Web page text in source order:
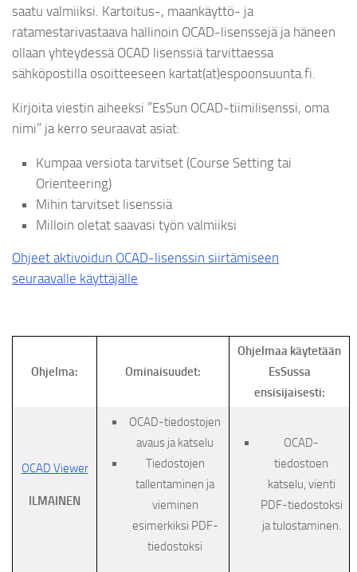
saatu valmiiksi. Kartoitus-, maankäyttö- ja
ratamestarivastaava hallinoin OCAD-lisenssejä ja häneen
ollaan yhteydessä OCAD lisenssiä tarvittaessa
sähköpostilla osoitteeseen kartat(at)espoonsuunta.fi.
Kirjoita viestin aiheeksi ”EsSun OCAD-tiimilisenssi, oma
nimi” ja kerro seuraavat asiat:
Kumpaa versiota tarvitset (Course Setting tai
Orienteering)
Mihin tarvitset lisenssiä
Milloin oletat saavasi työn valmiiksi
Ohjeet aktivoidun OCAD-lisenssin siirtämiseen
seuraavalle käyttäjälle
Ohjelma: Ominaisuudet:
Ohjelmaa käytetään
EsSussa
ensisijaisesti:
OCAD Viewer
ILMAINEN
OCAD-tiedostojen
avaus ja katselu
Tiedostojen
tallentaminen ja
vieminen
esimerkiksi PDF-
tiedostoksi
OCAD-
tiedostoen
katselu, vienti
PDF-tiedostoksi
ja tulostaminen.